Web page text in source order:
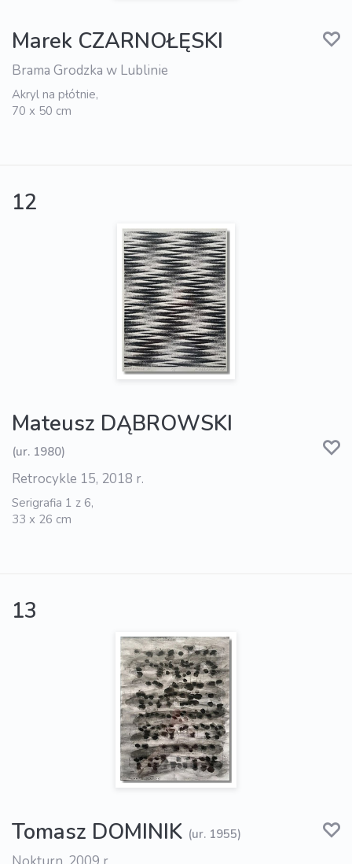
Marek CZARNOŁĘSKI
Brama Grodzka w Lublinie
Akryl na płótnie,
70 x 50 cm
12
Mateusz DĄBROWSKI
(ur. 1980)
Retrocykle 15, 2018 r.
Serigrafia 1 z 6,
33 x 26 cm
13
Tomasz DOMINIK (ur. 1955)